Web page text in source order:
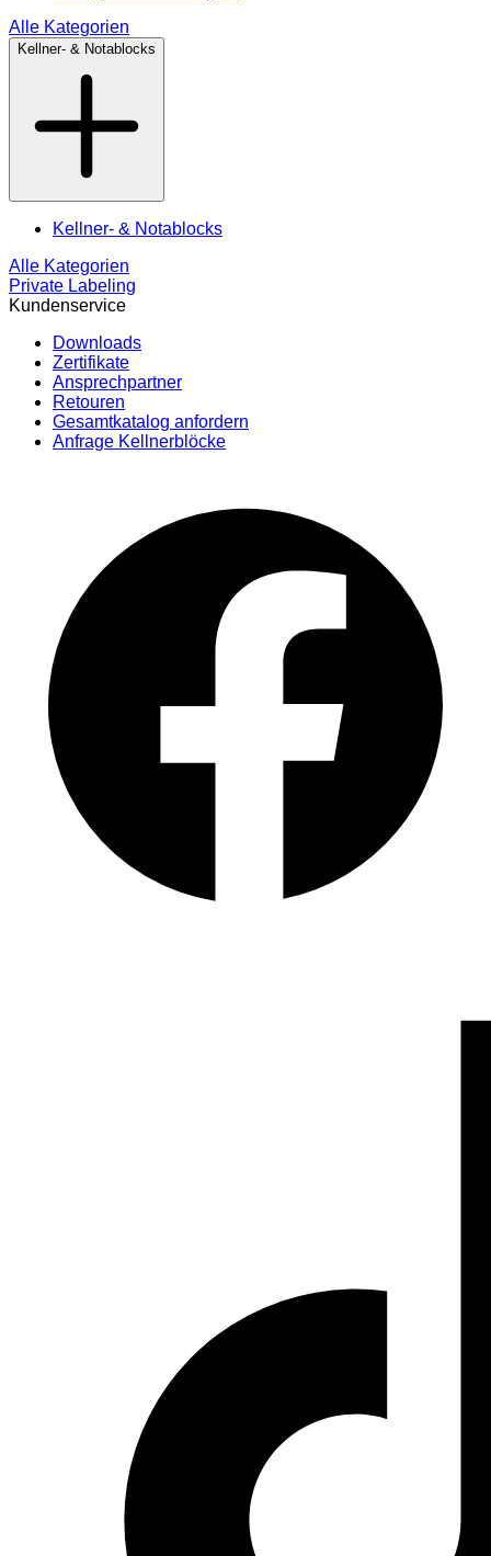
Alle Kategorien
Kellner- & Notablocks
Kellner- & Notablocks
Alle Kategorien
Private Labeling
Kundenservice
Downloads
Zertifikate
Ansprechpartner
Retouren
Gesamtkatalog anfordern
Anfrage Kellnerblöcke